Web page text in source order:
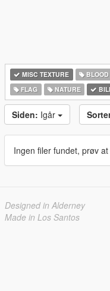
MISC TEXTURE BLOOD
FLAG
NATURE
Siden: Igår
Ingen filer fundet, prøv
Designed in Alderney
Made in Los Santos